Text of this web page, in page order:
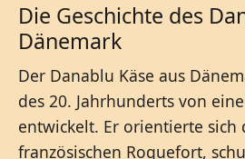
Die Geschichte des
Dänemark
Der Danablu Käse aus
des 20. Jahrhunderts von
entwickelt. Er orientierte sich
französischen Roquefort,